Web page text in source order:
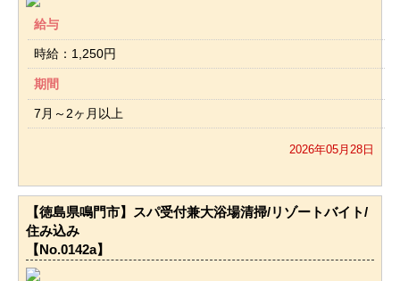
給与
時給：1,250円
期間
7月～2ヶ月以上
2026年05月28日
【徳島県鳴門市】スパ受付兼大浴場清掃/リゾートバイト/
住み込み
【No.0142a】